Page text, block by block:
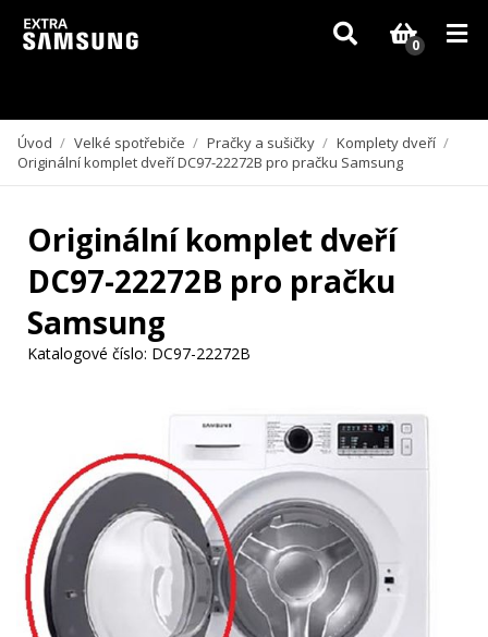
Vzhledem k aktuální situaci se může dodání dílů, které nejsou skladem,
zpozdit. Děkujeme za pochopení.
0
Úvod / Velké spotřebiče / Pračky a sušičky / Komplety dveří /
Originální komplet dveří DC97-22272B pro pračku Samsung
Originální komplet dveří
DC97-22272B pro pračku
Samsung
Katalogové číslo: DC97-22272B